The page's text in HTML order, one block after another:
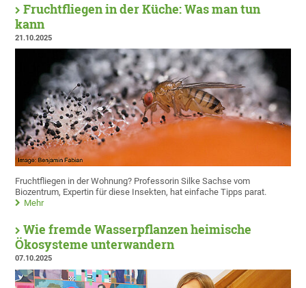
Fruchtfliegen in der Küche: Was man tun
kann
21.10.2025
Fruchtfliegen in der Wohnung? Professorin Silke Sachse vom
Biozentrum, Expertin für diese Insekten, hat einfache Tipps parat.
Mehr
Wie fremde Wasserpflanzen heimische
Ökosysteme unterwandern
07.10.2025